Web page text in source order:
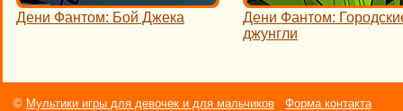
Дени Фантом: Бой Джека
Дени Фантом:
джунгли
© Мультики игры для девочек и для мальчиков Форма контакта